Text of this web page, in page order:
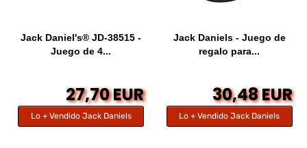
Jack Daniel's® JD-38515 -
Juego de 4...
27,70 EUR
Lo + Vendido Jack Daniels
Jack Daniels - Juego de
regalo para...
30,48 EUR
Lo + Vendido Jack Daniels